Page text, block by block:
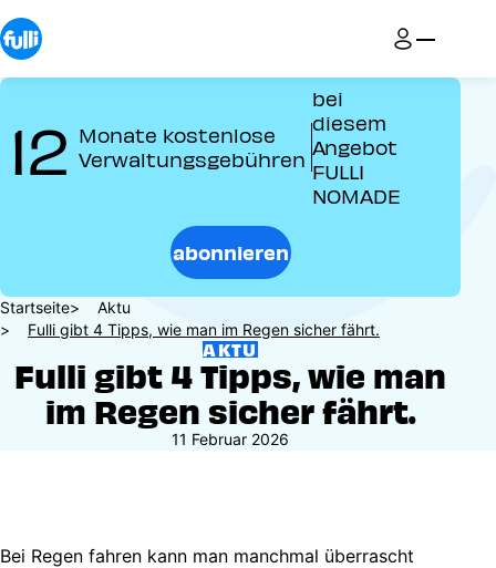
Direkt
zum
Inhalt
12 Monate kostenlose
Verwaltungsgebühren
bei
diesem
Angebot
FULLI
NOMADE
abonnieren
Pfadnavigation
Startseite
Aktu
Fulli gibt 4 Tipps, wie man im Regen sicher fährt.
AKTU
Fulli gibt 4 Tipps, wie man
im Regen sicher fährt.
11 Februar 2026
Bei Regen fahren kann man manchmal überrascht